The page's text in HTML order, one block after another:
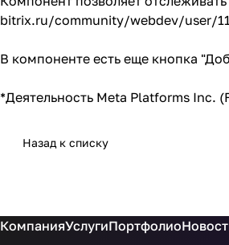
bitrix.ru/community/webdev/user/
В компоненте есть еще кнопка
*Деятельность Meta Platforms Inc.
Назад к списку
КомпанияУслугиПортфолио